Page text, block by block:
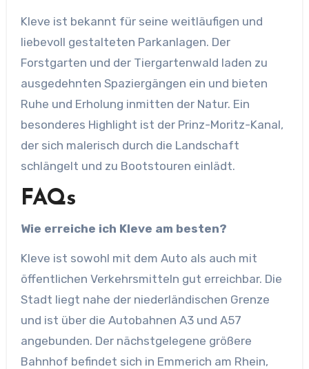
Kleve ist bekannt für seine weitläufigen und
liebevoll gestalteten Parkanlagen. Der
Forstgarten und der Tiergartenwald laden zu
ausgedehnten Spaziergängen ein und bieten
Ruhe und Erholung inmitten der Natur. Ein
besonderes Highlight ist der Prinz-Moritz-Kanal,
der sich malerisch durch die Landschaft
schlängelt und zu Bootstouren einlädt.​
FAQs
Wie erreiche ich Kleve am besten?
Kleve ist sowohl mit dem Auto als auch mit
öffentlichen Verkehrsmitteln gut erreichbar. Die
Stadt liegt nahe der niederländischen Grenze
und ist über die Autobahnen A3 und A57
angebunden. Der nächstgelegene größere
Bahnhof befindet sich in Emmerich am Rhein,